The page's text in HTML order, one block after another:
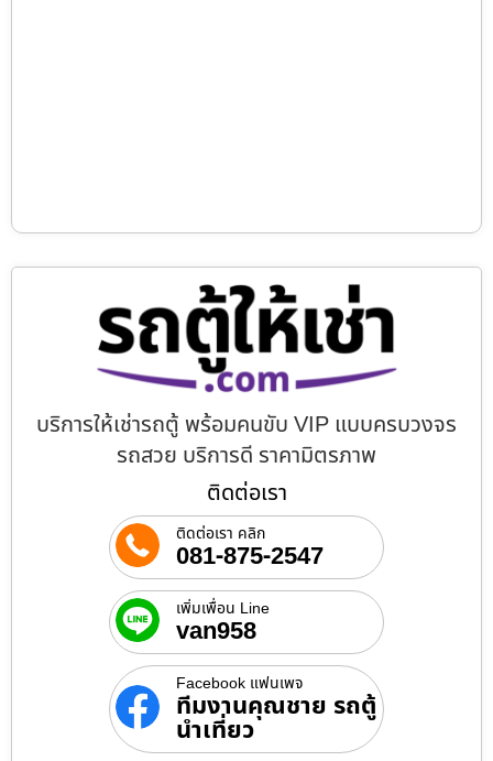
บริการให้เช่ารถตู้ พร้อมคนขับ VIP แบบครบวงจร
รถสวย บริการดี ราคามิตรภาพ
ติดต่อเรา
ติดต่อเรา คลิก
081-875-2547
เพิ่มเพื่อน Line
van958
Facebook แฟนเพจ
ทีมงานคุณชาย รถตู้
นำเที่ยว